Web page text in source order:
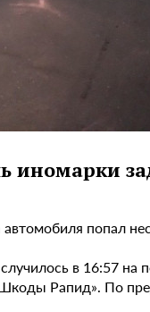
иномарки
попал
в 16:57 на
Рапид». По